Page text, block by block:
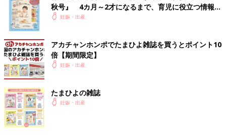
秋号』 4カ月～2才になるまで、育児に役立つ情報が
いっぱい！
妊娠・出産
アカチャンホンポでたまひよ雑誌を買うとポイント10
倍【期間限定】
妊娠・出産
たまひよの雑誌
妊娠・出産